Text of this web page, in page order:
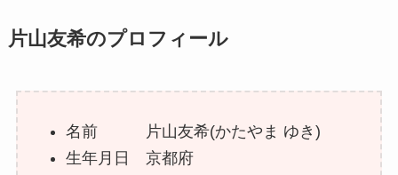
片山友希のプロフィール
名前 片山友希(かたやま ゆき)
生年月日 京都府